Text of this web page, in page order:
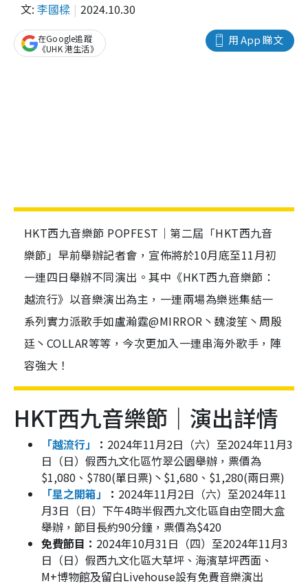
文: 李國樑 2024.10.30
用 App 睇文
在Google追蹤
《UHK 港生活》
HKT西九音樂節 POPFEST｜第二屆「HKT西九音
樂節」早前舉辦記者會，宣佈將於10月底至11月初
一連四日舉辦不同演出。其中《HKT西九音樂節：
越流行》以音樂演出為主，一連兩場為樂迷集結一
系列實力派歌手如盧瀚霆@MIRROR丶魏浚笙丶周殷
廷丶COLLAR等等，今次更加入一連串海外歌手，陣
容強大！
HKT西九音樂節｜演出詳情
「越流行」 ： 2024年11月2日（六）至2024年11月3
日（日）假西九文化區竹翠公園舉辦，票價為
$1,080、$780(單日票)丶$1,680、$1,280(兩日票)
「星之開箱」
： 2024年11月2日（六）至2024年11
月3日（日）下午4時半假西九文化區自由空間大盒
舉辦，節目長約90分鐘，票價為$420
免費節目： 2024年10月31日（四）至2024年11月3
日（日）假西九文化區大草坪、海濱草坪西面、
M+博物館及留白Livehouse設有免費音樂演出